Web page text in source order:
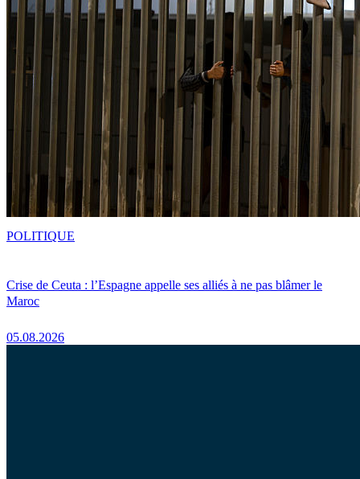
Crise de Ceuta : l’Espagne appelle ses alliés à ne pas blâmer le
Maroc
05.08.2026
POLITIQUE